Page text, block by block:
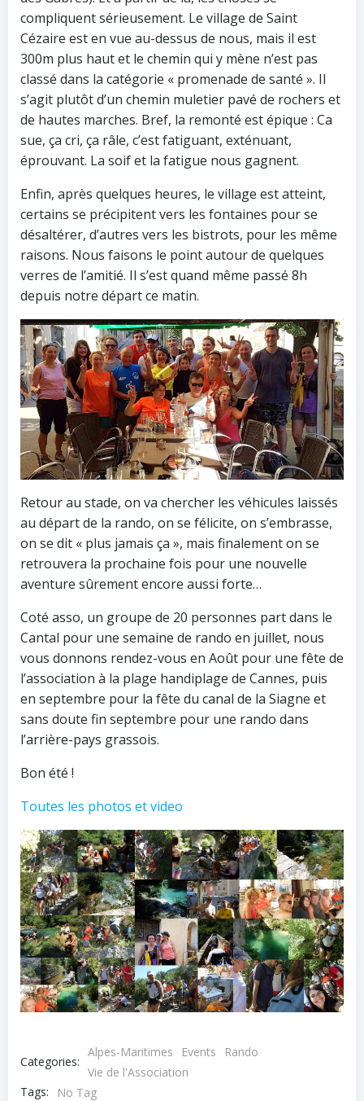
compliquent sérieusement. Le village de Saint
Cézaire est en vue au-dessus de nous, mais il est
300m plus haut et le chemin qui y mène n’est pas
classé dans la catégorie « promenade de santé ». Il
s’agit plutôt d’un chemin muletier pavé de rochers et
de hautes marches. Bref, la remonté est épique : Ca
sue, ça cri, ça râle, c’est fatiguant, exténuant,
éprouvant. La soif et la fatigue nous gagnent.
Enfin, après quelques heures, le village est atteint,
certains se précipitent vers les fontaines pour se
désaltérer, d’autres vers les bistrots, pour les même
raisons. Nous faisons le point autour de quelques
verres de l’amitié. Il s’est quand même passé 8h
depuis notre départ ce matin.
Retour au stade, on va chercher les véhicules laissés
au départ de la rando, on se félicite, on s’embrasse,
on se dit « plus jamais ça », mais finalement on se
retrouvera la prochaine fois pour une nouvelle
aventure sûrement encore aussi forte…
Coté asso, un groupe de 20 personnes part dans le
Cantal pour une semaine de rando en juillet, nous
vous donnons rendez-vous en Août pour une fête de
l’association à la plage handiplage de Cannes, puis
en septembre pour la fête du canal de la Siagne et
sans doute fin septembre pour une rando dans
l’arrière-pays grassois.
Bon été !
Toutes les photos et video
Categories:
Alpes-Maritimes Events
Rando
Vie de l'Association
Tags:
No Tag